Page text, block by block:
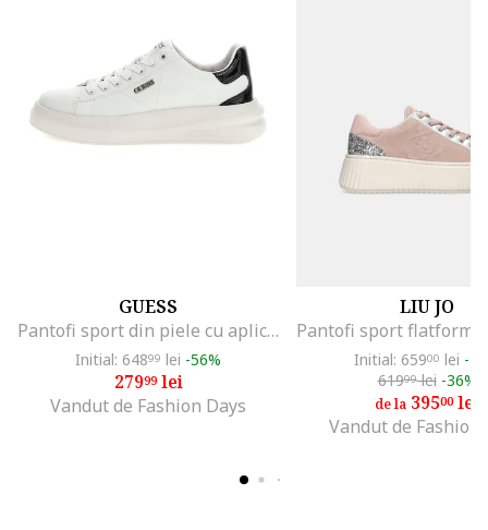
GUESS
Pantofi sport din piele cu aplicatie logo, Alb/Negru
Initial: 64899 lei -56%
27999lei
Vandut de Fashion Days
LIU JO
Initial: 65900 lei -
61999lei -36%
de la 39500lei
Vandut de Fashion